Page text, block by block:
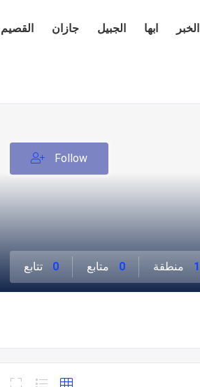
الخبر ابها الجبيل جازان القصيم
1 منطقة 0 متابع 0 تتابع
Follow